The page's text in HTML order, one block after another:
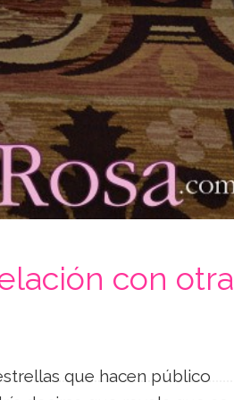
con otra
que hacen público